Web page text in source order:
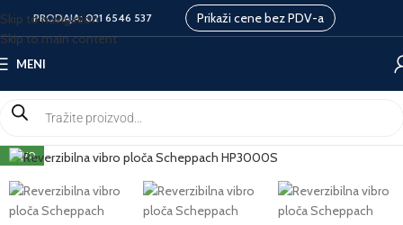
Skip to navigation
Skip to main content
PRODAJA:021 6546 537 Prikaži cene bez PDV-a
MENI
NOVO